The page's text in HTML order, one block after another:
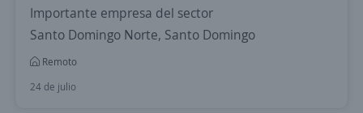
Importante empresa del sector
Santo Domingo Norte, Santo Domingo
Remoto
24 de julio